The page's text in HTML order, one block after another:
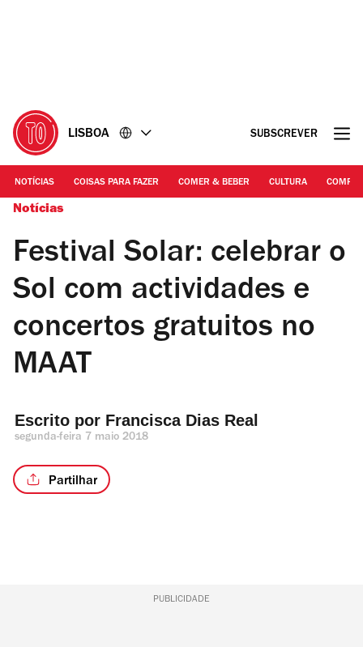
LISBOA SUBSCREVER
NOTÍCIAS COISAS PARA FAZER COMER & BEBER CULTURA
Notícias
Festival Solar: celebrar o
Sol com actividades e
concertos gratuitos no
MAAT
Escrito por Francisca Dias Real
segunda-feira 7 maio 2018
Partilhar
PUBLICIDADE